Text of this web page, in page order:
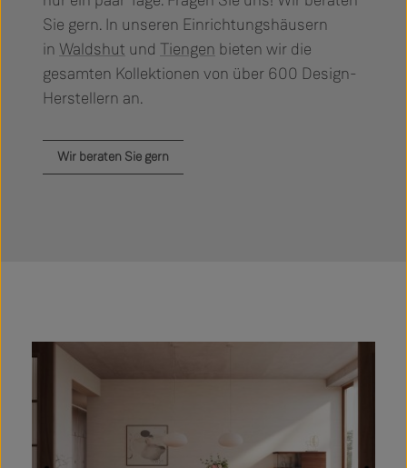
Sie gern. In unseren Einrichtungshäusern
in Waldshut und Tiengen bieten wir die
gesamten Kollektionen von über 600 Design-
Herstellern an.
Wir beraten Sie gern